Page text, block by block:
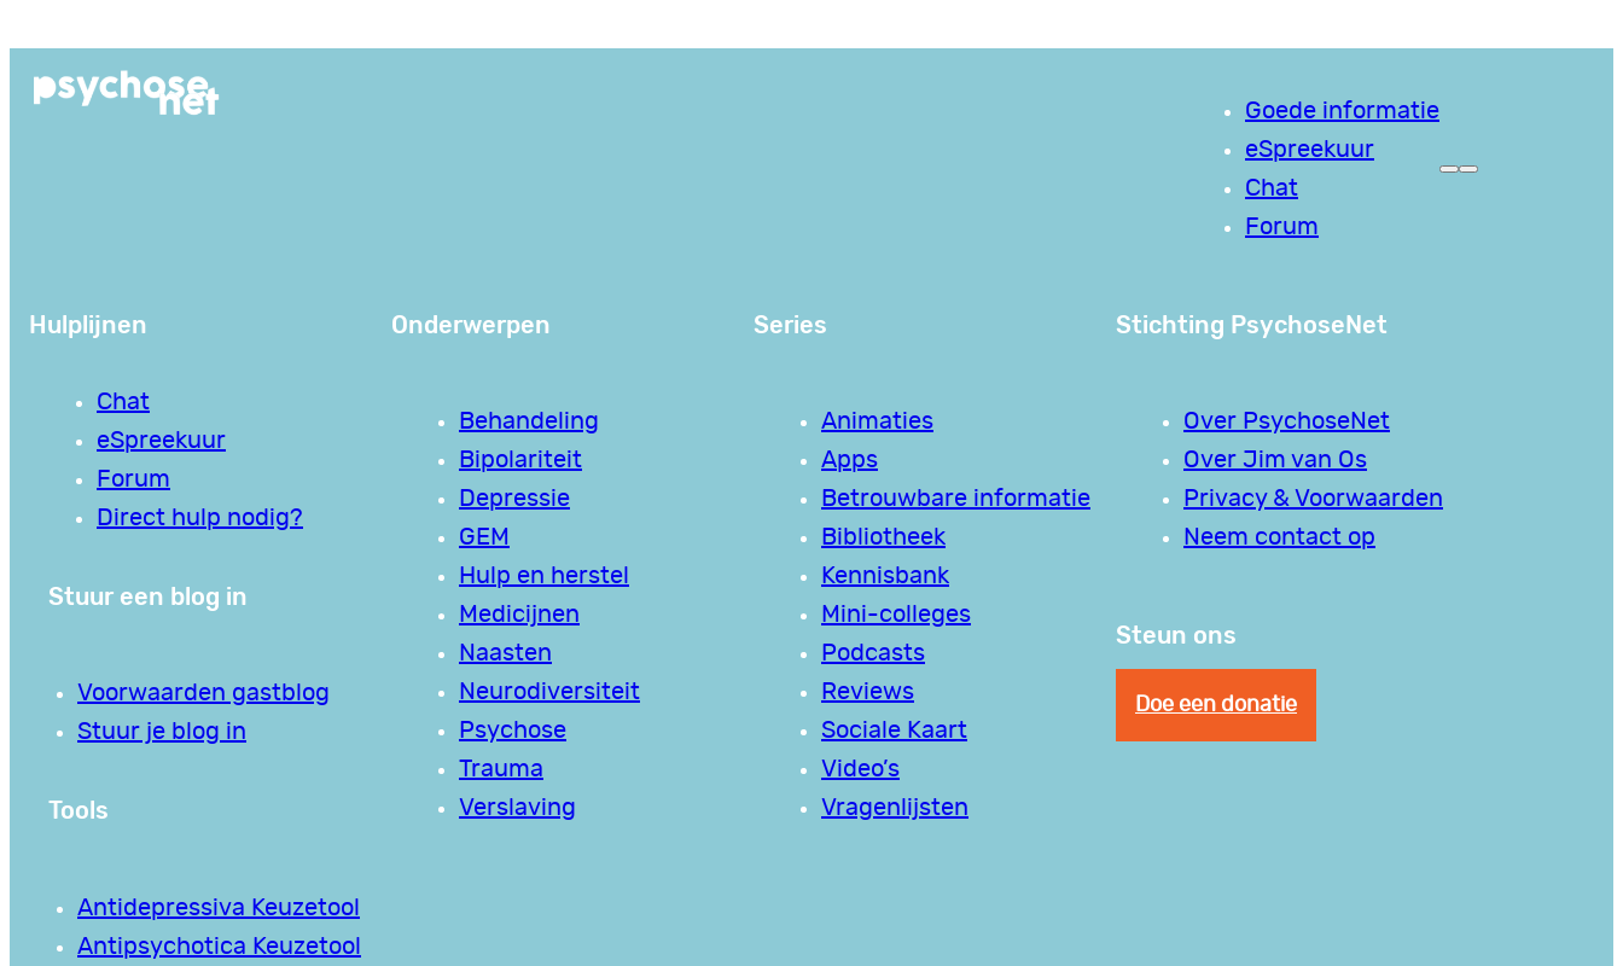
de
Goede informatie
eSpreekuur
Chat
Forum
Hulplijnen
Chat
eSpreekuur
Forum
Direct hulp nodig?
Stuur een blog in
Voorwaarden gastblog
Stuur je blog in
Tools
Antidepressiva Keuzetool
Antipsychotica Keuzetool
Onderwerpen
Behandeling
Bipolariteit
Depressie
GEM
Hulp en herstel
Medicijnen
Naasten
Neurodiversiteit
Psychose
Trauma
Verslaving
Series
Animaties
Apps
Betrouwbare informatie
Bibliotheek
Kennisbank
Mini-colleges
Podcasts
Reviews
Sociale Kaart
Video’s
Vragenlijsten
Stichting PsychoseNet
Over PsychoseNet
Over Jim van Os
Privacy & Voorwaarden
Neem contact op
Steun ons
Doe een donatie